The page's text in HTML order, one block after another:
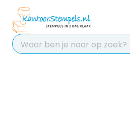
Chat 24/7 met
voor hulp
Contact